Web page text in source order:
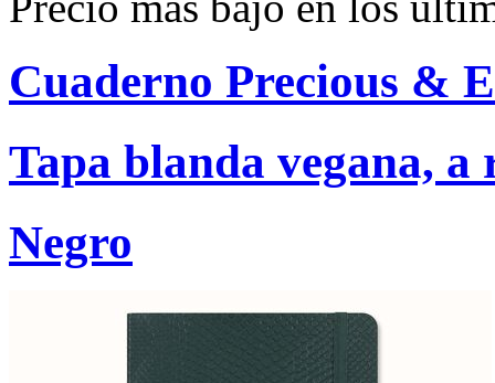
Cuaderno Precious &
Tapa blanda vegana, a
Negro